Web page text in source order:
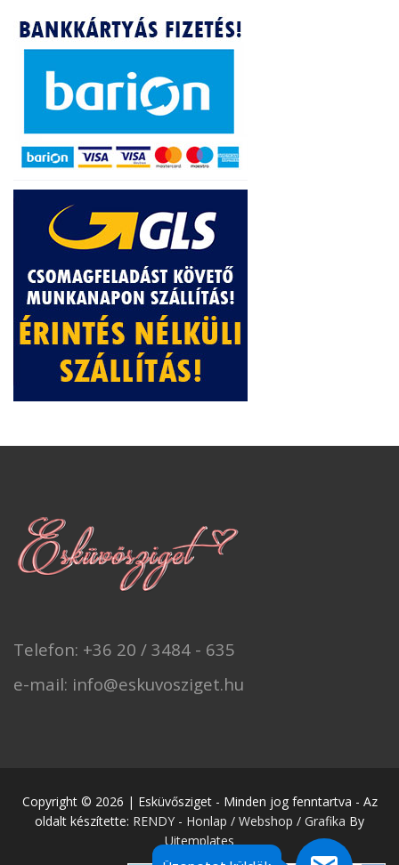
Telefon: +36 20 / 3484 - 635
e-mail: info@eskuvosziget.hu
Copyright © 2026 | Esküvősziget - Minden jog fenntartva - Az
oldalt készítette: RENDY - Honlap / Webshop / Grafika By
Uitemplates